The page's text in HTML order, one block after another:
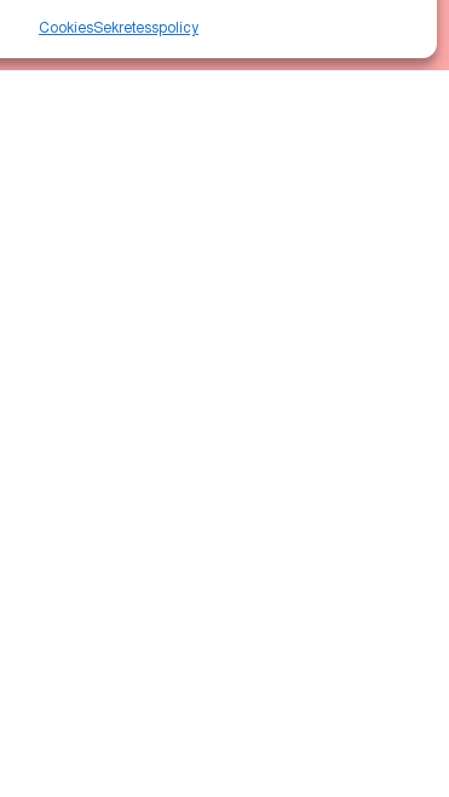
CookiesSekretesspolicy